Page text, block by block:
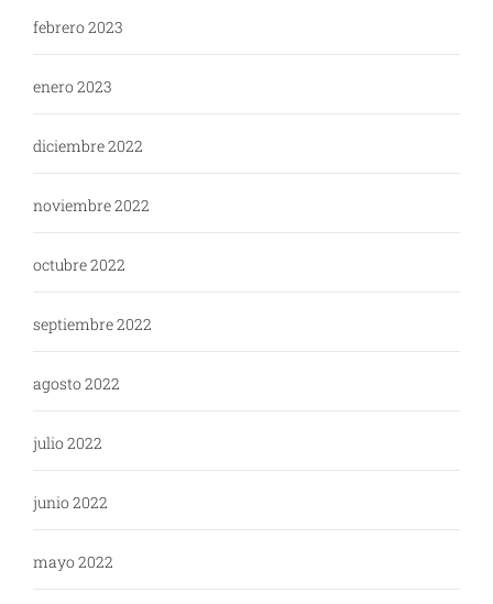
febrero 2023
enero 2023
diciembre 2022
noviembre 2022
octubre 2022
septiembre 2022
agosto 2022
julio 2022
junio 2022
mayo 2022